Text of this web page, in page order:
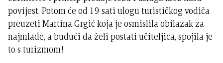
povijest. Potom će od 19 sati ulogu turističkog vodiča
preuzeti Martina Grgić koja je osmislila obilazak za
najmlađe, a budući da želi postati učiteljica, spojila je
to s turizmom!